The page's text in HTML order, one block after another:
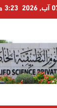
3:23 مساء